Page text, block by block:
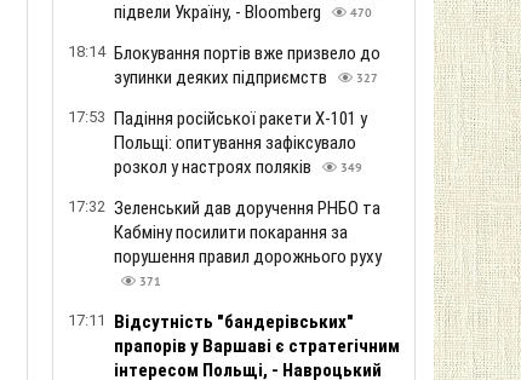
підвели Україну, - Bloomberg
470
18:14 Блокування портів вже призвело до
зупинки деяких підприємств
327
17:53 Падіння російської ракети Х-101 у
Польщі: опитування зафіксувало
розкол у настроях поляків
349
17:32 Зеленський дав доручення РНБО та
Кабміну посилити покарання за
порушення правил дорожнього руху
371
17:11
Відсутність "бандерівських"
прапорів у Варшаві є стратегічним
інтересом Польщі, - Навроцький